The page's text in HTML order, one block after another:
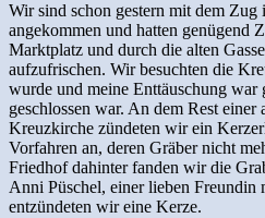
Wir sind schon gestern mit dem
angekommen und hatten genügend
Marktplatz und durch die alten
aufzufrischen. Wir besuchten die
wurde und meine Enttäuschung war
geschlossen war. An dem Rest einer
Kreuzkirche zündeten wir ein
Vorfahren an, deren Gräber nicht
Friedhof dahinter fanden wir die
Anni Püschel, einer lieben Freundin
entzündeten wir eine Kerze.